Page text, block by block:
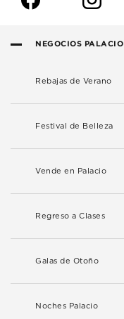
NEGOCIOS PALACIO
Rebajas de Verano
Festival de Belleza
Vende en Palacio
Regreso a Clases
Galas de Otoño
Noches Palacio